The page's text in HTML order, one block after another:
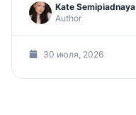
Author
Kate Semipiadnaya
30 июля, 2026